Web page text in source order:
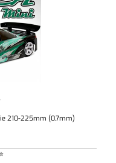
210-225mm (0,7mm)